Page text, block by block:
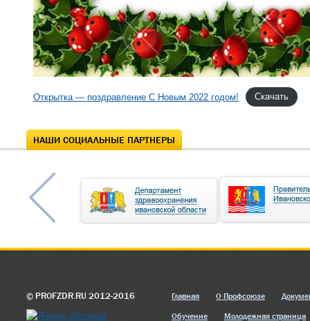
Открытка — поздравление С Новым 2022 годом! Скачать
НАШИ СОЦИАЛЬНЫЕ ПАРТНЕРЫ
© PROFZDR.RU 2012-2016 Главная О Профсоюзе
Обучение Молодежная страница